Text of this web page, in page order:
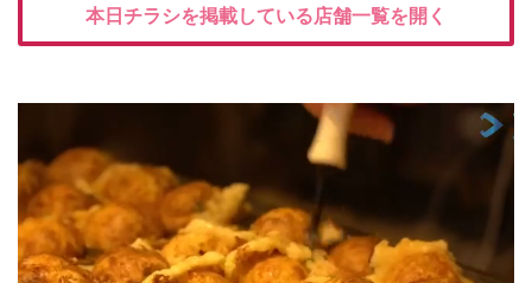
本日チラシを掲載している店舗一覧を開く